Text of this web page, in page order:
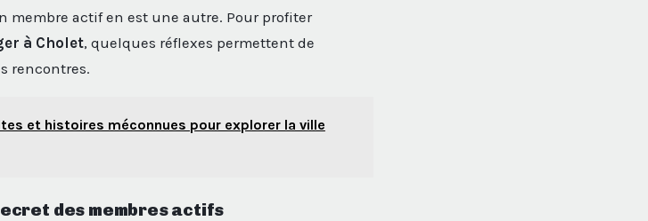
membre actif en est une autre. Pour profiter
à Cholet, quelques réflexes permettent de
rencontres.
et histoires méconnues pour explorer la ville
des membres actifs